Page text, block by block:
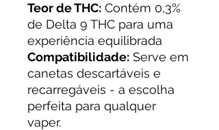
Teor de THC: Contém 0,3%
de Delta 9 THC para uma
experiência equilibrada
Compatibilidade: Serve em
canetas descartáveis e
recarregáveis - a escolha
perfeita para qualquer
vaper.